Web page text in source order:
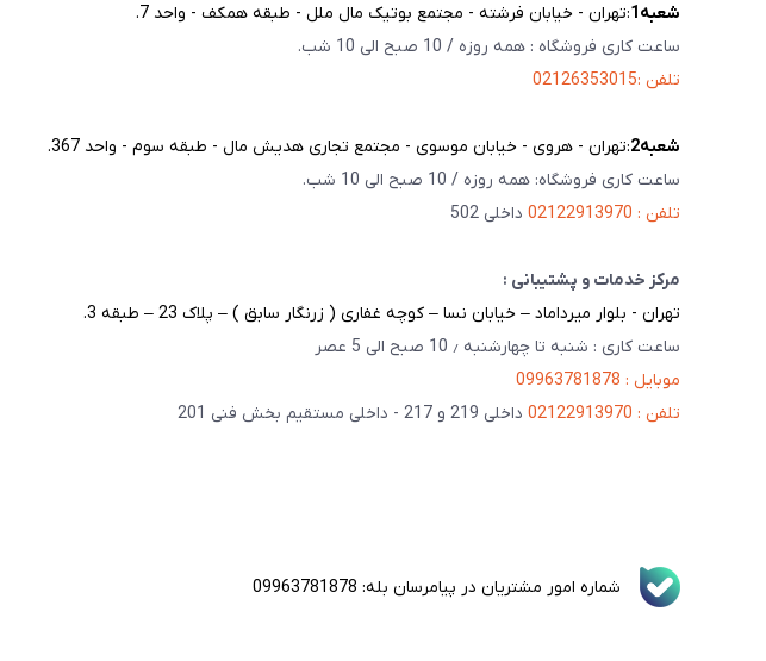
شعبه‌1 :تهران - خیابان فرشته - مجتمع بوتیک مال ملل - طبقه همکف - واحد 7.
ساعت کاری فروشگاه : همه روزه / 10 صبح الی 10 شب.
تلفن :02126353015
شعبه‌2 :تهران - هروی - خیابان موسوی - مجتمع تجاری هدیش مال - طبقه سوم - واحد 367.
ساعت کاری فروشگاه: همه روزه / 10 صبح الی 10 شب.
تلفن : 02122913970
داخلی 502
مرکز خدمات و پشتیبانی :
تهران - بلوار میرداماد – خیابان نسا – کوچه غفاری ( زرنگار سابق ) – پلاک 23 – طبقه 3.
ساعت کاری : شنبه تا چهارشنبه ٫ 10 صبح الی 5 عصر
موبایل : 09963781878
تلفن : 02122913970
داخلی 219 و 217 - داخلی مستقیم بخش فنی 201
شماره امور مشتریان در پیامرسان بله: 09963781878